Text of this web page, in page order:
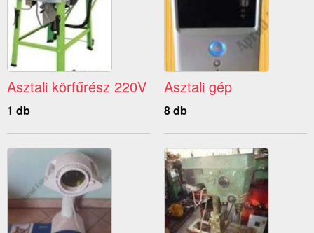
Asztali körfűrész 220V
1 db
Asztali gép
8 db